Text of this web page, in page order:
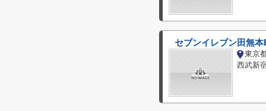
セブンイレブン田無本
東京
西武新